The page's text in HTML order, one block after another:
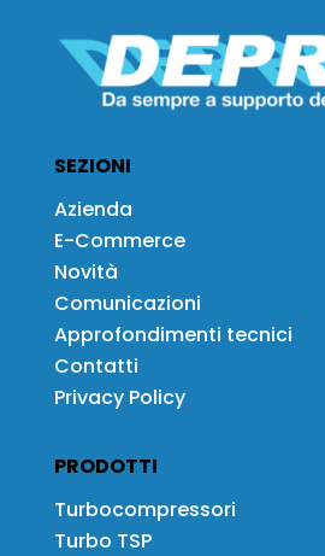
SEZIONI
Azienda
E-Commerce
Novità
Comunicazioni
Approfondimenti tecnici
Contatti
Privacy Policy
PRODOTTI
Turbocompressori
Turbo TSP